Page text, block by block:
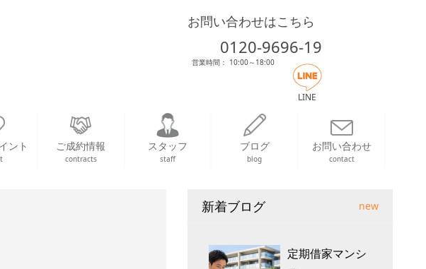
お問い合わせはこちら
0120-9696-19
営業時間： 10:00～18:00
LINE
ント ご成約情報
contracts
スタッフ
staff
ブログ
blog
お問い合わせ
contact
新着ブログ new
定期借家マンシ